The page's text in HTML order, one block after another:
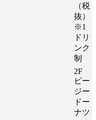
（税
抜）
※1
ドリ
ンク
制
2F
ピー
ジー
ドー
ナツ